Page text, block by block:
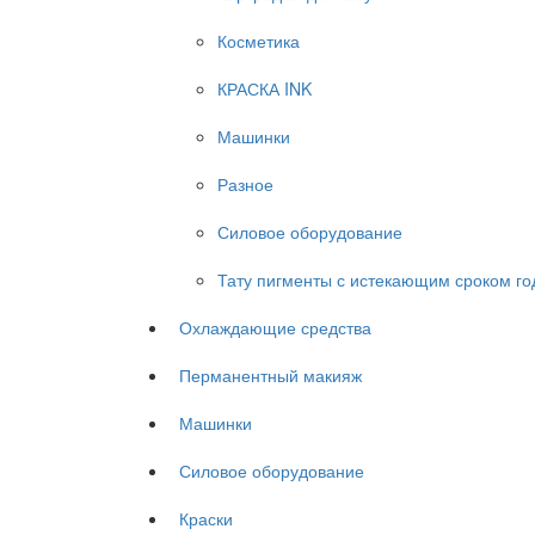
Косметика
КРАСКА INK
Машинки
Разное
Силовое оборудование
Тату пигменты с истекающим сроком
Охлаждающие средства
Перманентный макияж
Машинки
Силовое оборудование
Краски